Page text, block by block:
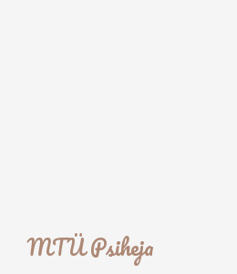
MTÜ Psiheja